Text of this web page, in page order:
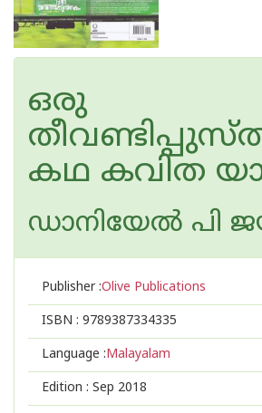
ഒരു
കഥ കവിത
ഡാനിയേല്‍ പി
Publisher :Olive Publications
ISBN : 9789387334335
Language :Malayalam
Edition : Sep 2018